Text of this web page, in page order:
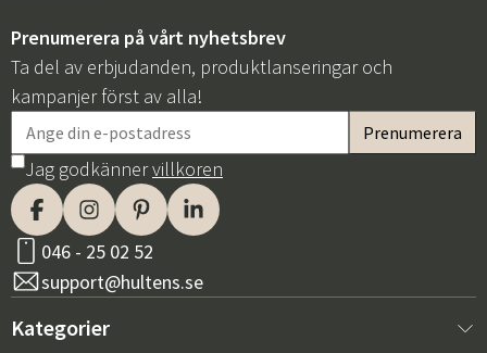
Prenumerera på vårt nyhetsbrev
Ta del av erbjudanden, produktlanseringar och
kampanjer först av alla!
Jag godkännervillkoren
046 - 25 02 52
support@hultens.se
Kategorier